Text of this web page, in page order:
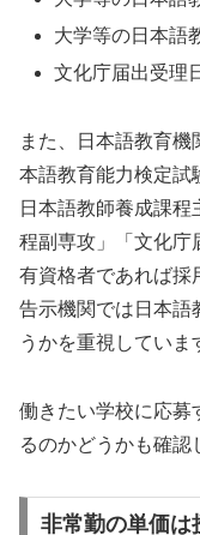
大学等の日本語
文化庁届出受理
また、日本語教育機
本語教育能力検定試
日本語教師養成課
程副専攻」「文化庁
有資格者であれば採
告示機関では日本語
うかを重視していま
働きたい学校に応募
るのかどうかも確認
非常勤の単価は